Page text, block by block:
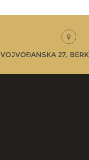
VOJVOĐANSKA 27,